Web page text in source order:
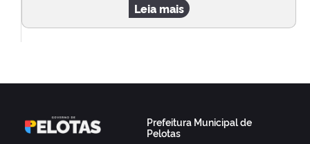
Leia mais
Prefeitura Municipal de
Pelotas